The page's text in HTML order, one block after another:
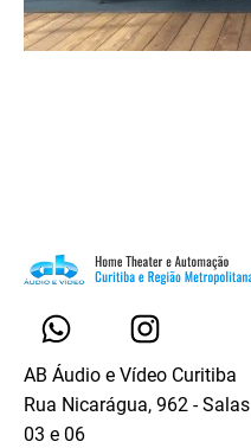
AB Áudio e Vídeo Curitiba
Rua Nicarágua, 962 - Salas
03 e 06